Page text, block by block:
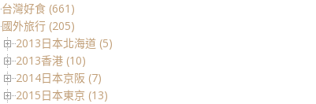
台灣好食 (661)
國外旅行 (205)
2013日本北海道 (5)
2013香港 (10)
2014日本京阪 (7)
2015日本東京 (13)